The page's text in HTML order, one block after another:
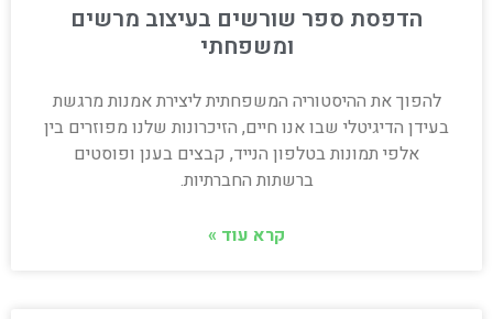
הדפסת ספר שורשים בעיצוב מרשים
ומשפחתי
להפוך את ההיסטוריה המשפחתית ליצירת אמנות מרגשת
בעידן הדיגיטלי שבו אנו חיים, הזיכרונות שלנו מפוזרים בין
אלפי תמונות בטלפון הנייד, קבצים בענן ופוסטים
ברשתות החברתיות.
קרא עוד »